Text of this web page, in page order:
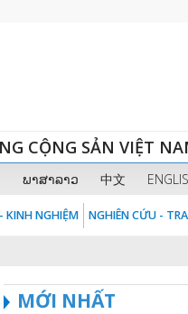
CỘNG SẢN VIỆT
ພາສາລາວ 中文
KINH NGHIỆM NGHIÊN CỨU -
MỚI NHẤT